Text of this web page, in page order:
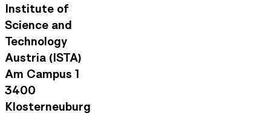
Institute of
Science and
Technology
Austria (ISTA)
Am Campus 1
3400
Klosterneuburg